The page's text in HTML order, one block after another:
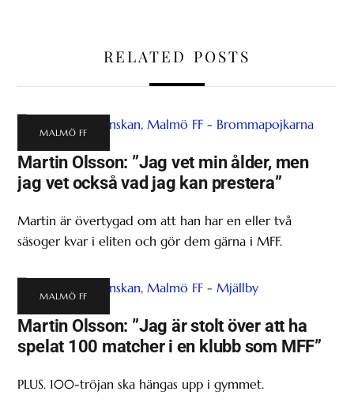
RELATED POSTS
MALMÖ FF
Martin Olsson: ”Jag vet min ålder, men
jag vet också vad jag kan prestera”
Martin är övertygad om att han har en eller två
säsoger kvar i eliten och gör dem gärna i MFF.
MALMÖ FF
Martin Olsson: ”Jag är stolt över att ha
spelat 100 matcher i en klubb som MFF”
PLUS. 100-tröjan ska hängas upp i gymmet.